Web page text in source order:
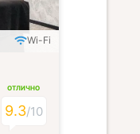
Wi-Fi
ОТЛИЧНО
9.3/10